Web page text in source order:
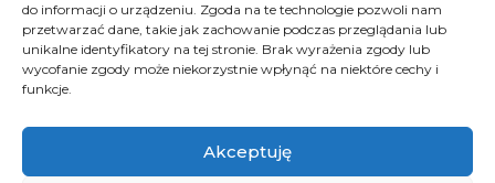
do informacji o urządzeniu. Zgoda na te technologie pozwoli nam
przetwarzać dane, takie jak zachowanie podczas przeglądania lub
unikalne identyfikatory na tej stronie. Brak wyrażenia zgody lub
wycofanie zgody może niekorzystnie wpłynąć na niektóre cechy i
funkcje.
Akceptuję
Polityka prywatności
Klauzula informacyjna RODO
Instrukcja obsługi BIP